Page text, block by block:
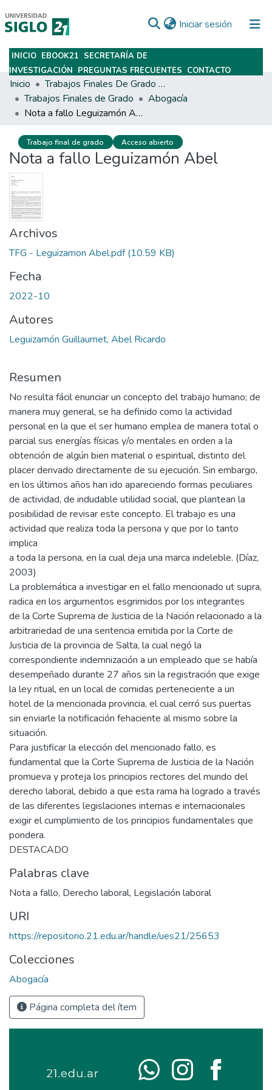
Iniciar sesión (current)
Subir
INICIO EBOOK21 SECRETARÍA DE
INVESTIGACIÓN PREGUNTAS FRECUENTES CONTACTO
Inicio
Trabajos Finales De Grado Y Posgrado
Trabajos Finales de Grado
Abogacía
Nota a fallo Leguizamón Abel
Trabajo final de grado Acceso abierto
Nota a fallo Leguizamón Abel
Archivos
TFG - Leguizamon Abel.pdf(10.59 KB)
Fecha
2022-10
Autores
Leguizamón Guillaumet, Abel Ricardo
Resumen
No resulta fácil enunciar un concepto del trabajo humano; de
manera muy general, se ha definido como la actividad
personal en la que el ser humano emplea de manera total o
parcial sus energías físicas y/o mentales en orden a la
obtención de algún bien material o espiritual, distinto del
placer derivado directamente de su ejecución. Sin embargo,
en los últimos años han ido apareciendo formas peculiares
de actividad, de indudable utilidad social, que plantean la
posibilidad de revisar este concepto. El trabajo es una
actividad que realiza toda la persona y que por lo tanto
implica
a toda la persona, en la cual deja una marca indeleble. (Díaz,
2003)
La problemática a investigar en el fallo mencionado ut supra,
radica en los argumentos esgrimidos por los integrantes
de la Corte Suprema de Justicia de la Nación relacionado a la
arbitrariedad de una sentencia emitida por la Corte de
Justicia de la provincia de Salta, la cual negó la
correspondiente indemnización a un empleado que se había
desempeñado durante 27 años sin la registración que exige
la ley ritual, en un local de comidas perteneciente a un
hotel de la mencionada provincia, el cual cerró sus puertas
sin enviarle la notificación fehaciente al mismo sobre la
situación.
Para justificar la elección del mencionado fallo, es
fundamental que la Corte Suprema de Justicia de la Nación
promueva y proteja los principios rectores del mundo del
derecho laboral, debido a que esta rama ha logrado a través
de las diferentes legislaciones internas e internacionales
exigir el cumplimiento de los principios fundamentales que
pondera.
DESTACADO
Palabras clave
Nota a fallo, Derecho laboral, Legislación laboral
URI
https://repositorio.21.edu.ar/handle/ues21/25653
Colecciones
Abogacía
Página completa del ítem